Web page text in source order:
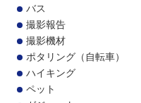
バス
撮影報告
撮影機材
ポタリング（自転車）
ハイキング
ペット